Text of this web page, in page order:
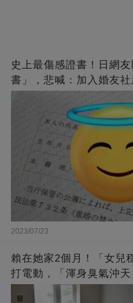
史上最傷感證書！日網
書」，悲喊：加入婚友社
2023/07/23
賴在她家2個月！「女兒
打電動，「渾身臭氣沖